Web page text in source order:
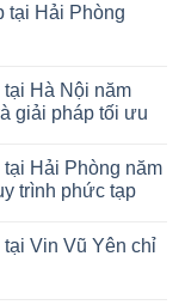
tại Hải Phòng
tại Hà Nội năm
giải pháp tối ưu
tại Hải Phòng năm
trình phức tạp
Vin Vũ Yên chỉ